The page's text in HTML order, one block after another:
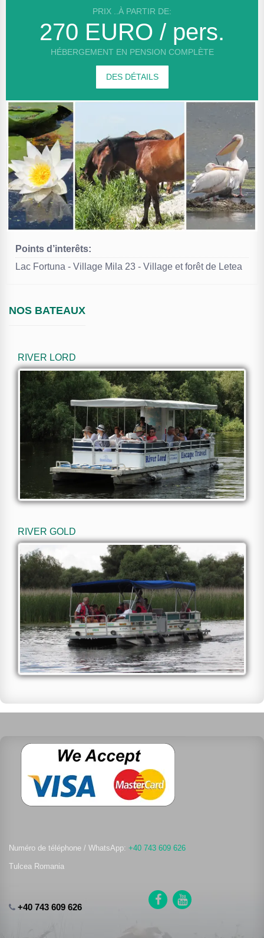
PRIX ..À PARTIR DE:
270 EURO / pers.
HÉBERGEMENT EN PENSION COMPLÈTE
DES DÉTAILS
Points d’interêts:
Lac Fortuna - Village Mila 23 - Village et forêt de Letea
NOS BATEAUX
RIVER LORD
RIVER GOLD
Numéro de téléphone / WhatsApp: +40 743 609 626
Tulcea Romania
+40 743 609 626